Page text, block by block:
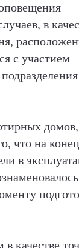
в
с участием
домов,
что на
в
качестве